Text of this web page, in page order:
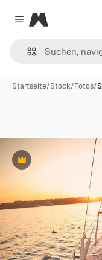
Close menu
Magnific
Startseite/Stock/Fotos/
Premium